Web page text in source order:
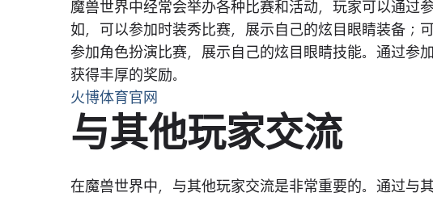
魔兽世界中经常会举办各种比赛和活动，玩家可以通过
如，可以参加时装秀比赛，展示自己的炫目眼睛装备；
参加角色扮演比赛，展示自己的炫目眼睛技能。通过参
获得丰厚的奖励。
火博体育官网
与其他玩家交流
在魔兽世界中，与其他玩家交流是非常重要的。通过与